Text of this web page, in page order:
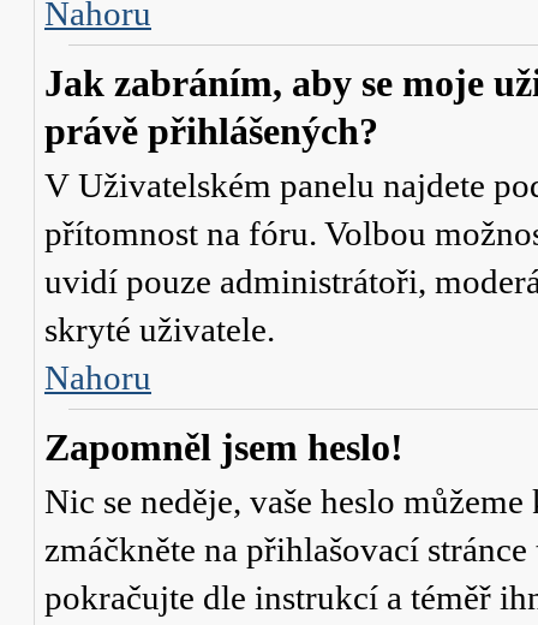
Nahoru
Jak zabráním, aby se moje
právě přihlášených?
V Uživatelském panelu najdete
přítomnost na fóru. Volbou
uvidí pouze administrátoři,
skryté uživatele.
Nahoru
Zapomněl jsem heslo!
Nic se neděje, vaše heslo
zmáčkněte na přihlašovací
pokračujte dle instrukcí a téměř